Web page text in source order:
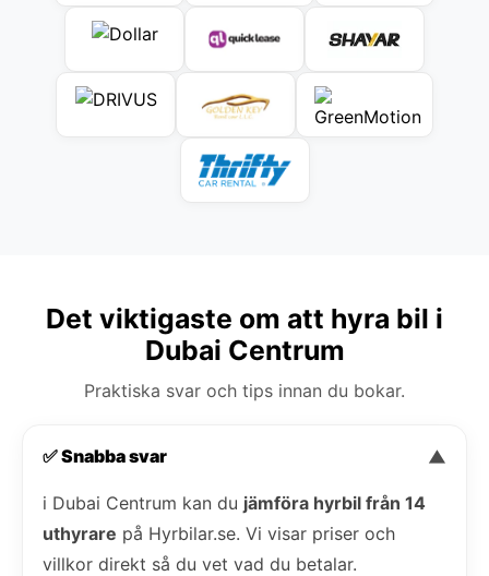
Det viktigaste om att hyra bil i
Dubai Centrum
Praktiska svar och tips innan du bokar.
✅ Snabba svar ▼
i Dubai Centrum kan du jämföra hyrbil från 14
uthyrare på Hyrbilar.se. Vi visar priser och
villkor direkt så du vet vad du betalar.